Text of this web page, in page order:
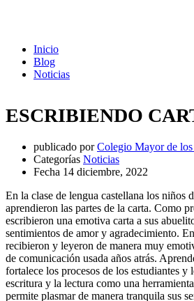
Inicio
Blog
Noticias
ESCRIBIENDO
publicado por Colegio Mayor de
Categorías Noticias
Fecha 14 diciembre, 2022
En la clase de lengua castellana los niños
aprendieron las partes de la carta. Como
escribieron una emotiva carta a sus
sentimientos de amor y agradecimiento.
recibieron y leyeron de manera muy
de comunicación usada años atrás.
fortalece los procesos de los estudiantes y
escritura y la lectura como una
permite plasmar de manera tranquila sus